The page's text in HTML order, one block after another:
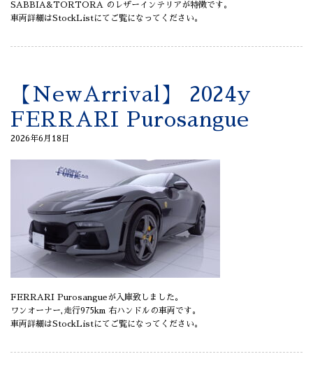
SABBIA&TORTORA のレザーインテリアが特徴です。
車両詳細はStockListにてご覧になってください。
【NewArrival】 2024y
FERRARI Purosangue
2026年6月18日
FERRARI Purosangueが入庫致しました。
ワンオーナー,走行975km 右ハンドルの車両です。
車両詳細はStockListにてご覧になってください。